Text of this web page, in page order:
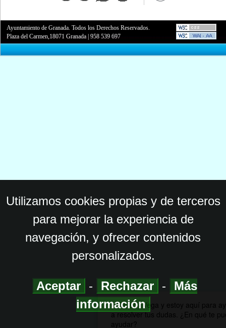
Ayuntamiento de Granada. Todos los Derechos Reservados.
Plaza del Carmen,18071 Granada |958 539 697
Utilizamos cookies propias y de terceros
para mejorar la experiencia de
navegación, y ofrecer contenidos
personalizados.
Aceptar - Rechazar -
Más
información